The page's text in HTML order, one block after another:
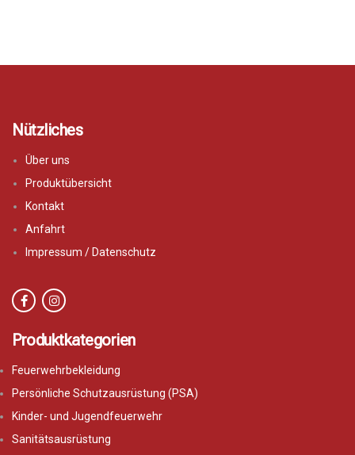
Nützliches
Über uns
Produktübersicht
Kontakt
Anfahrt
Impressum / Datenschutz
Produktkategorien
Feuerwehrbekleidung
Persönliche Schutzausrüstung (PSA)
Kinder- und Jugendfeuerwehr
Sanitätsausrüstung